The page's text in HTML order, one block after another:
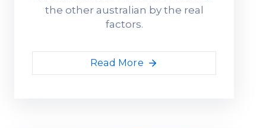
the other australian by the real
factors.
Read More